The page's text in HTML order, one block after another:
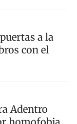
a la
con el
Adentro